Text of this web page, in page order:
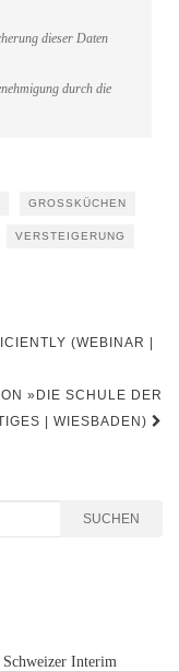
dieser Daten
durch die
GROSSKÜCHEN
VERSTEIGERUNG
(WEBINAR |
»DIE SCHULE DER
| WIESBADEN)
SUCHEN
Interim